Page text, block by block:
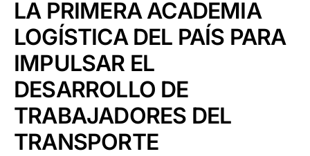
LA PRIMERA ACADEMIA
LOGÍSTICA DEL PAÍS PARA
IMPULSAR EL
DESARROLLO DE
TRABAJADORES DEL
TRANSPORTE